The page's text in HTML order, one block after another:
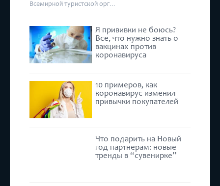
Всемирной туристской орг...
Я прививки не боюсь?
Все, что нужно знать о
вакцинах против
коронавируса
10 примеров, как
коронавирус изменил
привычки покупателей
Что подарить на Новый
год партнерам: новые
тренды в “сувенирке”